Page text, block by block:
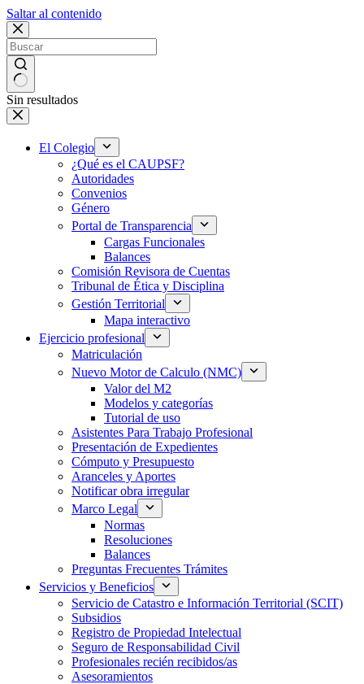
Saltar al contenido
Sin resultados
El Colegio
¿Qué es el CAUPSF?
Autoridades
Convenios
Género
Portal de Transparencia
Cargas Funcionales
Balances
Comisión Revisora de Cuentas
Tribunal de Ética y Disciplina
Gestión Territorial
Mapa interactivo
Ejercicio profesional
Matriculación
Nuevo Motor de Calculo (NMC)
Valor del M2
Modelos y categorías
Tutorial de uso
Asistentes Para Trabajo Profesional
Presentación de Expedientes
Cómputo y Presupuesto
Aranceles y Aportes
Notificar obra irregular
Marco Legal
Normas
Resoluciones
Balances
Preguntas Frecuentes Trámites
Servicios y Beneficios
Servicio de Catastro e Información Territorial (SCIT)
Subsidios
Registro de Propiedad Intelectual
Seguro de Responsabilidad Civil
Profesionales recién recibidos/as
Asesoramientos